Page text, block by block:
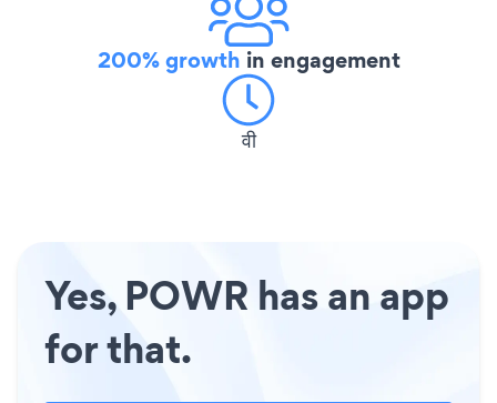
200% growth in engagement
वी
Yes, POWR has an app
for that.